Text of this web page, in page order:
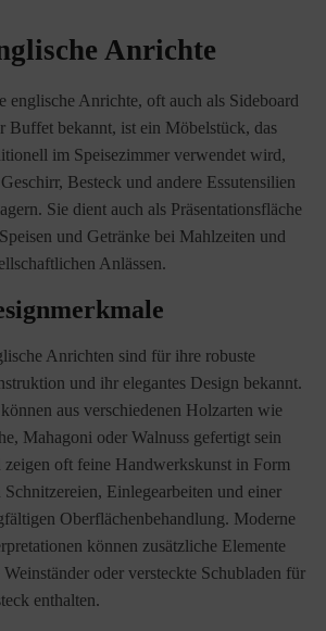
Anrichte
englische Anrichte, oft auch als Sideboard
Buffet bekannt, ist ein Möbelstück, das
im Speisezimmer verwendet wird,
Besteck und andere Essutensilien
Sie dient auch als Präsentationsfläche
und Getränke bei Mahlzeiten und
Anlässen.
Anrichten sind für ihre robuste
und ihr elegantes Design bekannt.
aus verschiedenen Holzarten wie
Mahagoni oder Walnuss gefertigt sein
zeigen oft feine Handwerkskunst in Form
Schnitzereien, Einlegearbeiten und einer
Oberflächenbehandlung. Moderne
können zusätzliche Elemente
oder versteckte Schubladen für
enthalten.